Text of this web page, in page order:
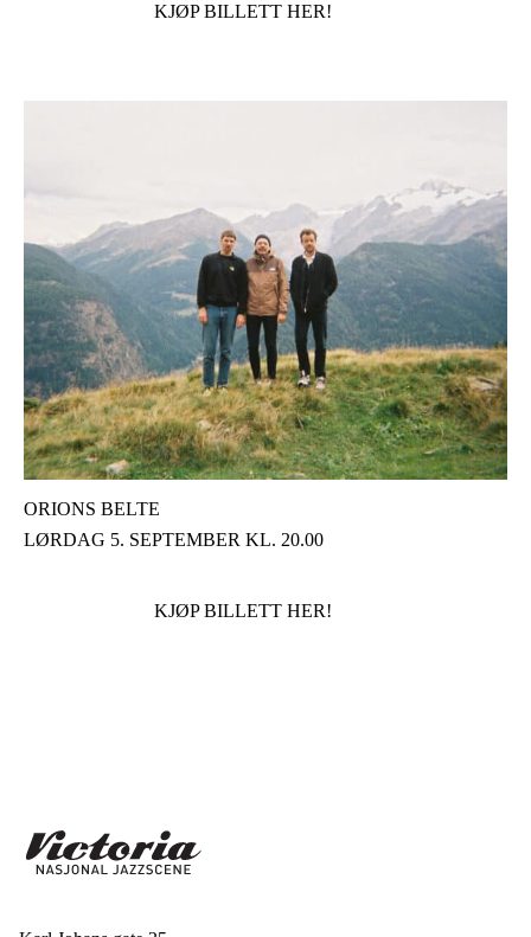
KJØP BILLETT HER!
ORIONS BELTE
LØRDAG 5. SEPTEMBER KL. 20.00
KJØP BILLETT HER!